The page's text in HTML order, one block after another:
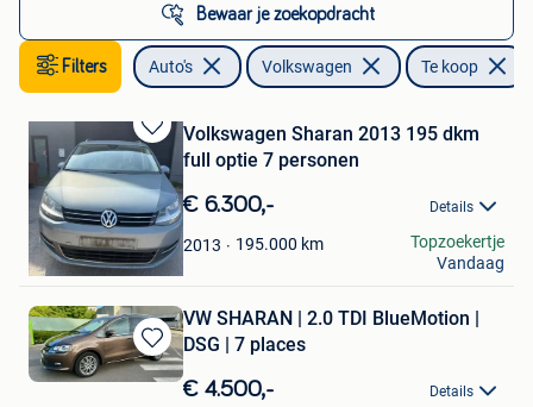
Bewaar je zoekopdracht
Filters Auto's Volkswagen Te koop
Bewaren
in
Mijn
Favorieten
Volkswagen Sharan 2013 195 dkm
full optie 7 personen
€ 6.300,- Details
2013 195.000 km
kaya
Gent
Topzoekertje
Vandaag
Bewaren
in
VW SHARAN | 2.0 TDI BlueMotion |
DSG | 7 places
€ 4.500,- Details